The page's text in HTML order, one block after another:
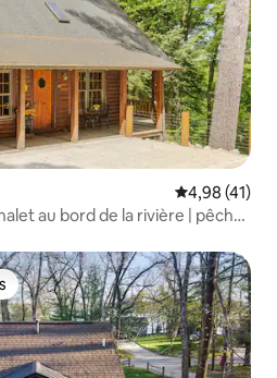
Note
4,98 (41)
au bord de la rivière | pêche,